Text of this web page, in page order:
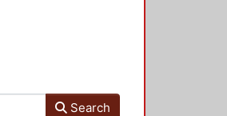
Search